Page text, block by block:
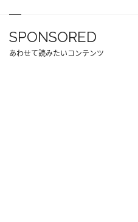
SPONSORED
あわせて読みたいコンテンツ